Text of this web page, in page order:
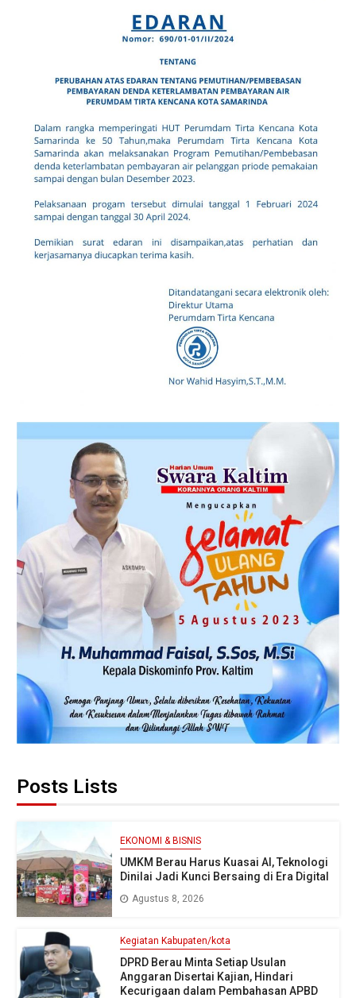
Posts Lists
EKONOMI & BISNIS
UMKM Berau Harus Kuasai AI, Teknologi
Dinilai Jadi Kunci Bersaing di Era Digital
Agustus 8, 2026
Kegiatan Kabupaten/kota
DPRD Berau Minta Setiap Usulan
Anggaran Disertai Kajian, Hindari
Kecurigaan dalam Pembahasan APBD